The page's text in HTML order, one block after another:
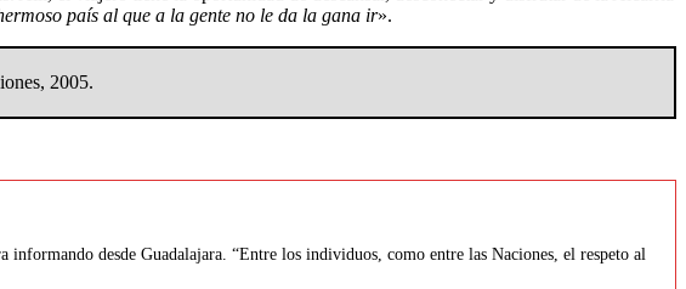
país al que a la gente no le da la gana ir».
2005.
desde Guadalajara. “Entre los individuos, como entre las Naciones, el respeto al